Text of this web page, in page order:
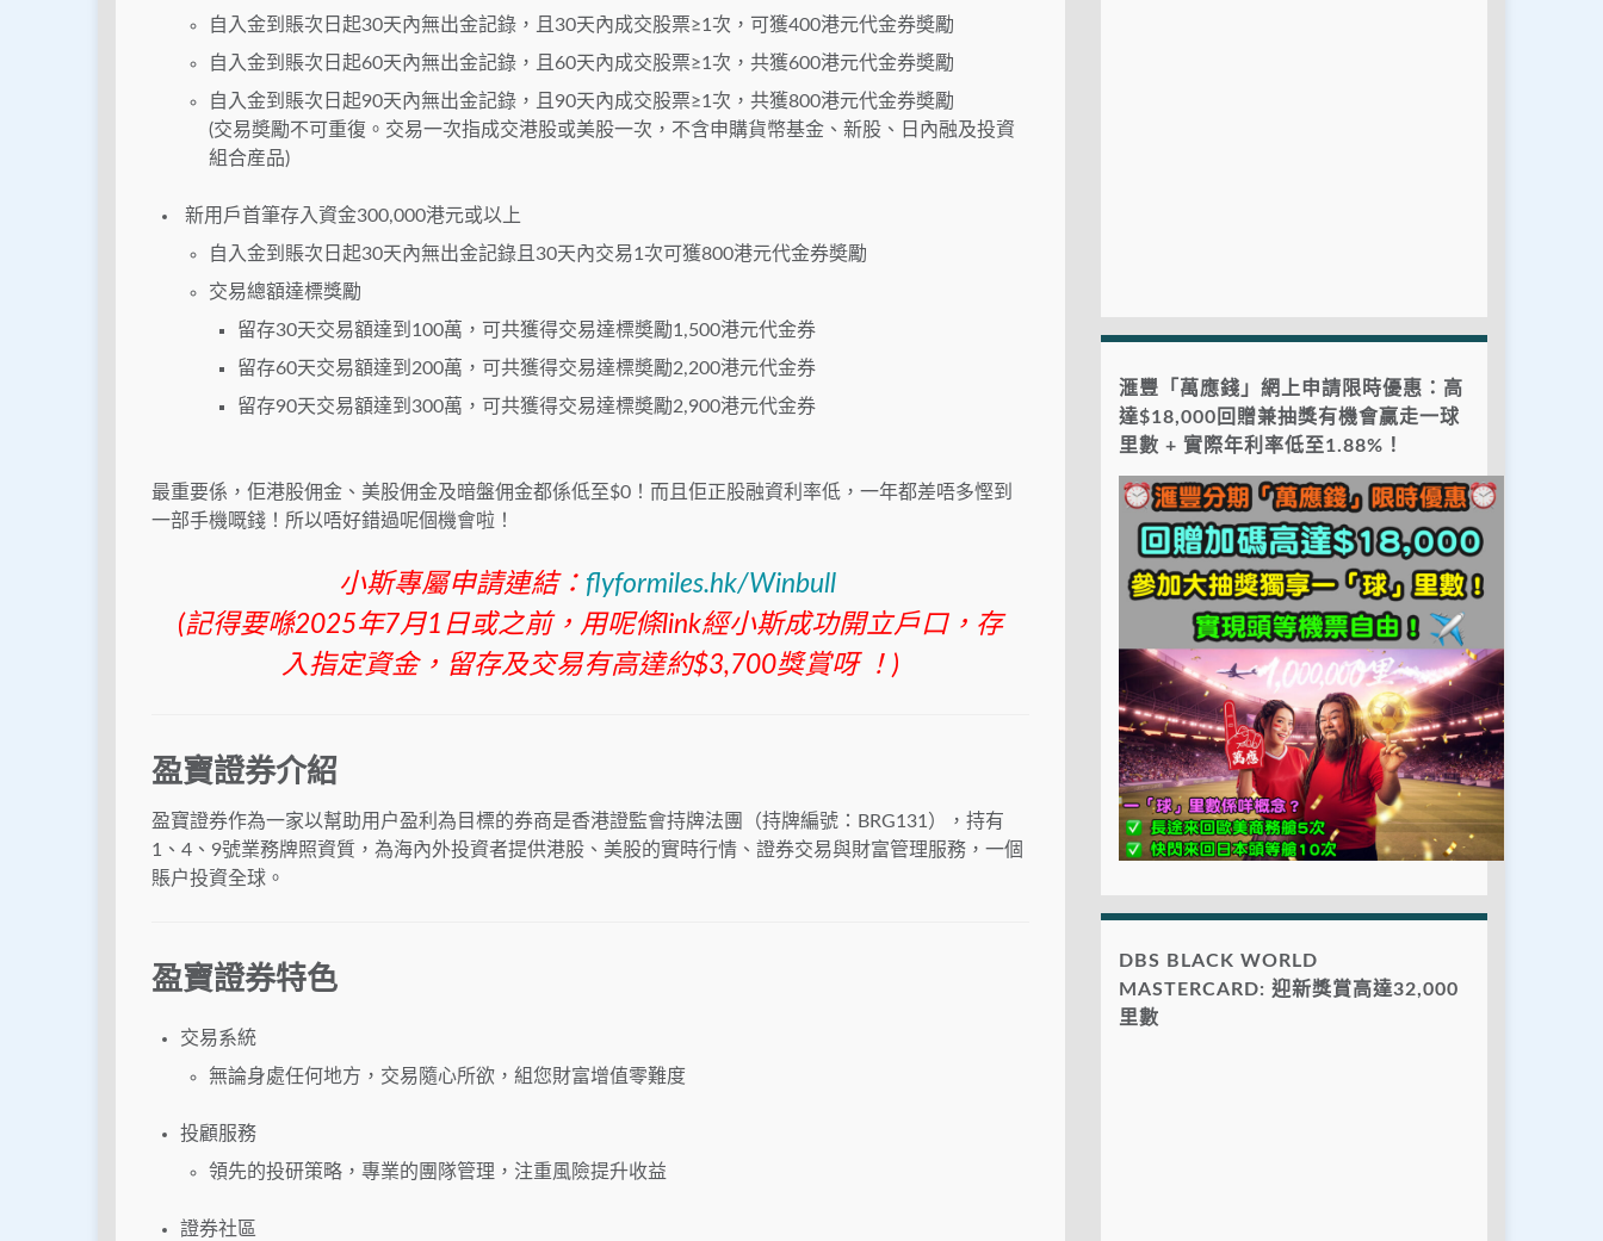
自入金到賬次日起30天內無出金記錄，且30天內成交股票≥1次，可獲400港元代金券奬勵
自入金到賬次日起60天內無出金記錄，且60天內成交股票≥1次，共獲600港元代金券奬勵
自入金到賬次日起90天內無出金記錄，且90天內成交股票≥1次，共獲800港元代金券奬勵
(交易奬勵不可重復。交易一次指成交港股或美股一次，不含申購貨幣基金、新股、日內融及投資
組合産品)
新用戶首筆存入資金300,000港元或以上
自入金到賬次日起30天內無出金記錄且30天內交易1次可獲800港元代金券奬勵
交易總額達標獎勵
留存30天交易額達到100萬，可共獲得交易達標奬勵1,500港元代金券
留存60天交易額達到200萬，可共獲得交易達標奬勵2,200港元代金券
留存90天交易額達到300萬，可共獲得交易達標奬勵2,900港元代金券
最重要係，佢港股佣金、美股佣金及暗盤佣金都係低至$0！而且佢正股融資利率低，一年都差唔多慳到
一部手機嘅錢！所以唔好錯過呢個機會啦！
小斯專屬申請連結： flyformiles.hk/Winbull
(記得要喺2025年7月1日或之前，用呢條link經小斯成功開立戶口，存
入指定資金，留存及交易有高達約$3,700獎賞呀 ！)
盈寶證券介紹
盈寶證券作為一家以幫助用户盈利為目標的券商是香港證監會持牌法團（持牌編號：BRG131），持有
1、4、9號業務牌照資質，為海內外投資者提供港股、美股的實時行情、證券交易與財富管理服務，一個
賬户投資全球。
盈寶證券特色
交易系統
無論身處任何地方，交易隨心所欲，組您財富增值零難度
投顧服務
領先的投研策略，專業的團隊管理，注重風險提升收益
證券社區
滙豐「萬應錢」網上申請限時優惠：高
達$18,000回贈兼抽獎有機會贏走一球
里數 + 實際年利率低至1.88%！
DBS BLACK WORLD
MASTERCARD: 迎新獎賞高達32,000
里數